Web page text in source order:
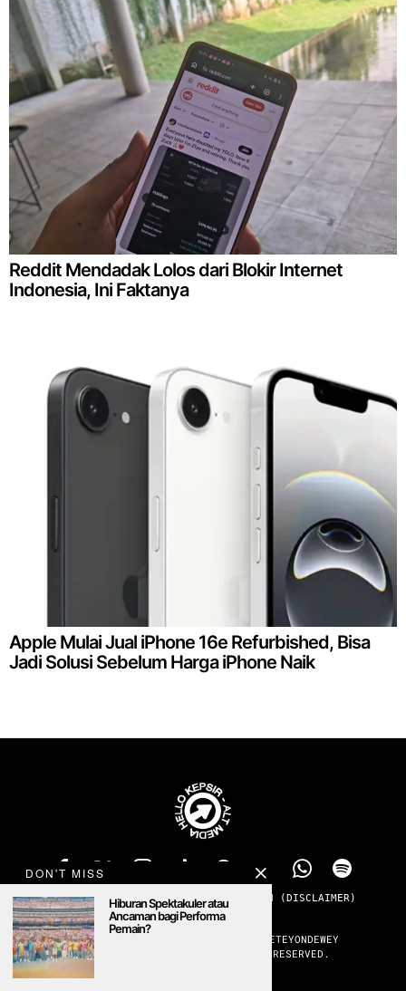
Reddit Mendadak Lolos dari Blokir Internet
Indonesia, Ini Faktanya
Apple Mulai Jual iPhone 16e Refurbished, Bisa
Jadi Solusi Sebelum Harga iPhone Naik
TENTANG PRIVACY ADS KONTAK
SANGGAHAN (DISCLAIMER)
MENOLAK PADAM
#ALTMEDIA #PUBLICCULTURERADIO #SETEYONDEWEY
©2026 HELLOKEPSIR. ALL RIGHTS RESERVED.
DON'T MISS
Hiburan Spektakuler atau
Ancaman bagi Performa
Pemain?